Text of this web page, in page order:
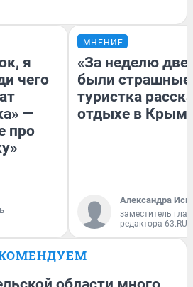
я
чего
—
про
МНЕНИЕ
«За неделю две
были
туристка
отдыхе в
Александра
заместитель
редактора 63.RU